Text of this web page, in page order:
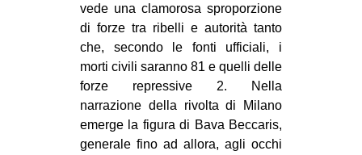
vede una clamorosa sproporzione
di forze tra ribelli e autorità tanto
che, secondo le fonti ufficiali, i
morti civili saranno 81 e quelli delle
forze repressive 2. Nella
narrazione della rivolta di Milano
emerge la figura di Bava Beccaris,
generale fino ad allora, agli occhi